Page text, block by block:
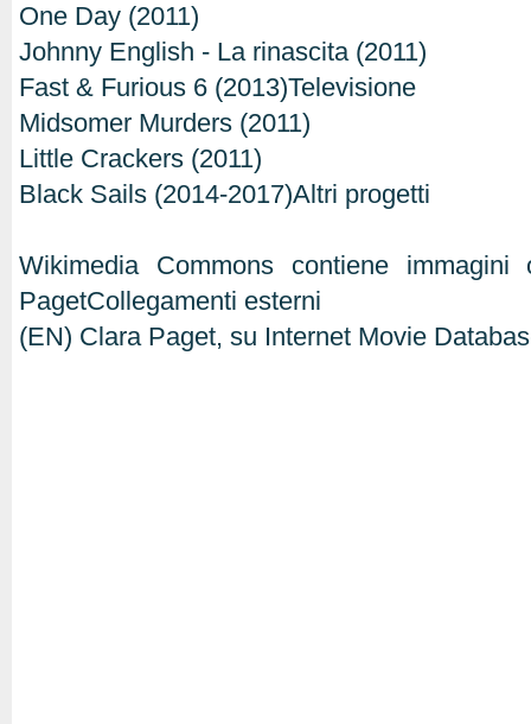
One Day (2011)
Johnny English - La rinascita (2011)
Fast & Furious 6 (2013)Televisione
Midsomer Murders (2011)
Little Crackers (2011)
Black Sails (2014-2017)Altri progetti
Wikimedia Commons contiene
PagetCollegamenti esterni
(EN) Clara Paget, su Internet Movie